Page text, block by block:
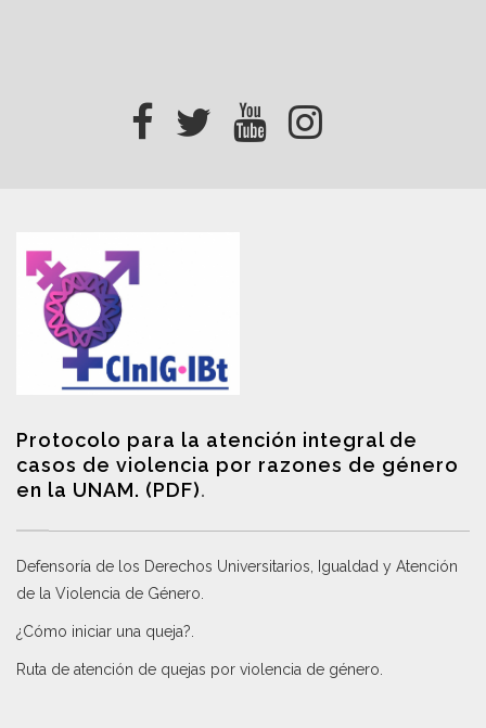
Protocolo para la atención integral de
casos de violencia por razones de género
en la UNAM. (PDF).
Defensoría de los Derechos Universitarios, Igualdad y Atención
de la Violencia de Género
¿Cómo iniciar una queja?
Ruta de atención de quejas por violencia de género